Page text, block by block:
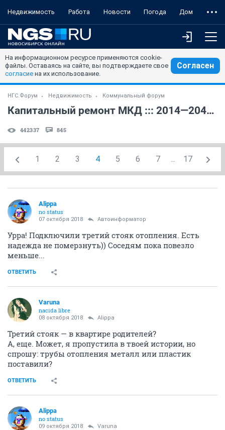
Недвижимость Работа Новости Погода Дом
На информационном ресурсе применяются cookie-
файлы. Оставаясь на сайте, вы подтверждаете свое
согласие на их использование.
Согласен
НГС.Форум Недвижимость Коммунальный форум
Капитальный ремонт МКД ::: 2014—2043 годы (5)
442337 845
1 2 3 4 5 6 7 ... 17
Alippa
no status
07 октября 2018 Автоинформатор
Урра! Подключили третий стояк отопления. Есть
надежда не померзнуть)) Соседям пока повезло
меньше...
ОТВЕТИТЬ
Varuna
nacida libre
08 октября 2018 Alippa
Третий стояк — в квартире родителей?
А, еще. Может, я пропустила в твоей истории, но
спрошу: трубы отопления металл или пластик
поставили?
ОТВЕТИТЬ
Alippa
no status
09 октября 2018 Varuna